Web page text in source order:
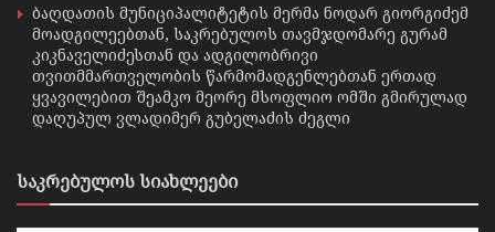
ბაღდათის მუნიციპალიტეტის მერმა ნოდარ გიორგიძემ
მოადგილეებთან, საკრებულოს თავმჯდომარე გურამ
კიკნაველიძესთან და ადგილობრივი
თვითმმართველობის წარმომადგენლებთან ერთად
ყვავილებით შეამკო მეორე მსოფლიო ომში გმირულად
დაღუპულ ვლადიმერ გუბელაძის ძეგლი
საკრებულოს სიახლეები